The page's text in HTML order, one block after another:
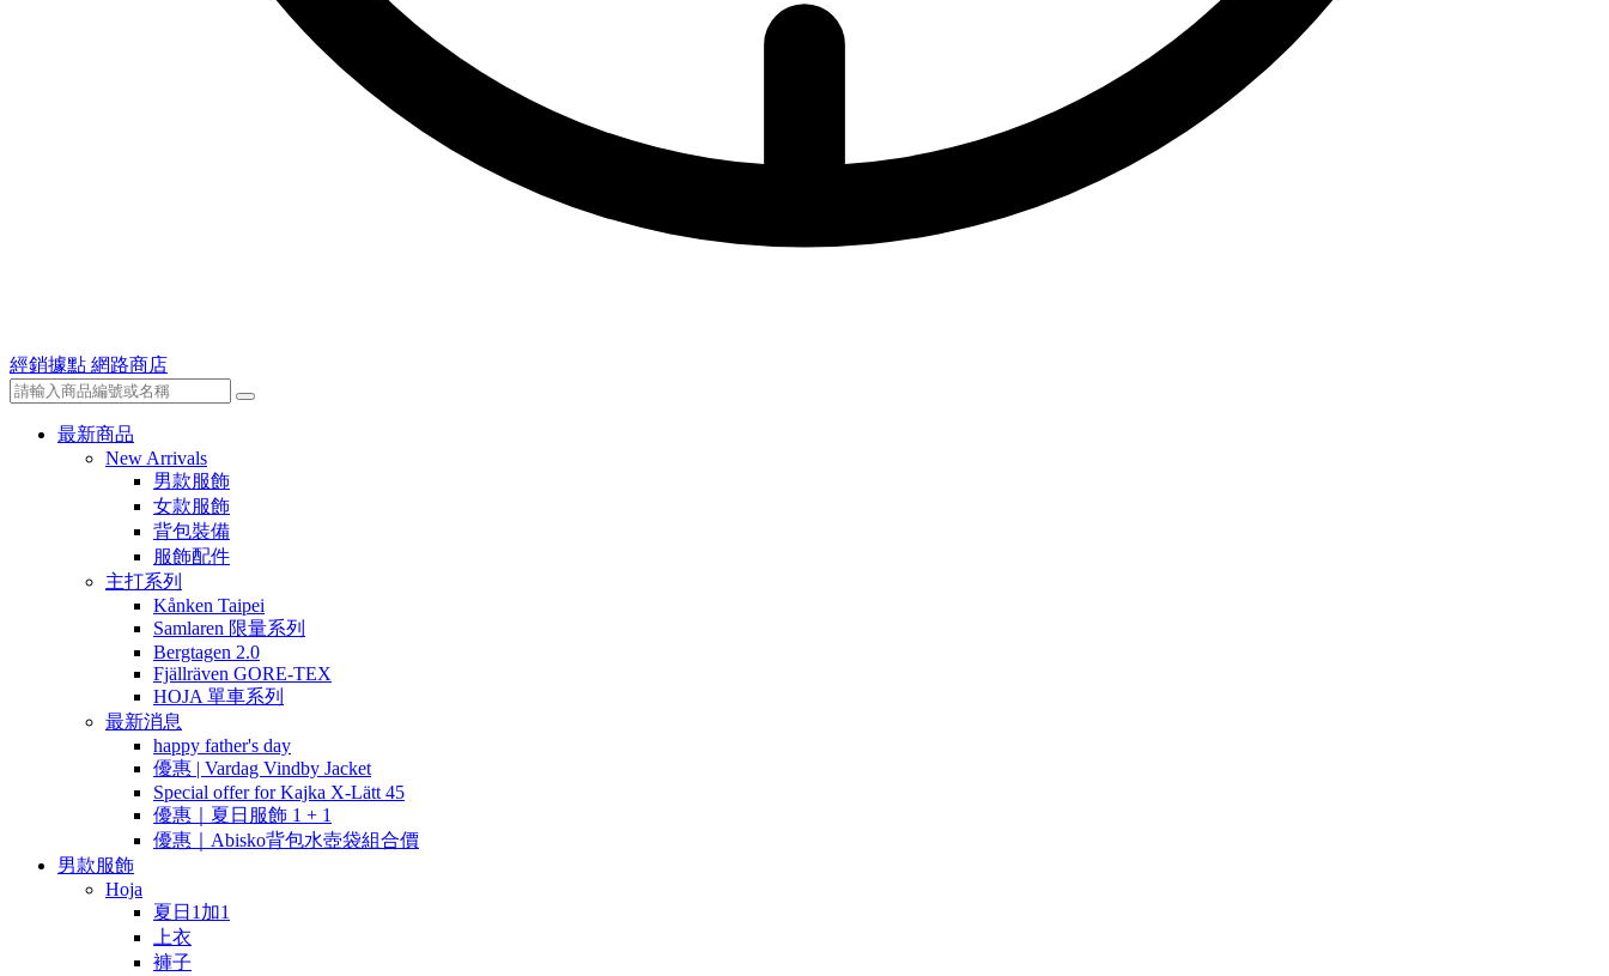
經銷據點 網路商店
最新商品
New Arrivals
男款服飾
女款服飾
背包裝備
服飾配件
主打系列
Kånken Taipei
Samlaren 限量系列
Bergtagen 2.0
Fjällräven GORE-TEX
HOJA 單車系列
最新消息
happy father's day
優惠 | Vardag Vindby Jacket
Special offer for Kajka X-Lätt 45
優惠｜夏日服飾 1 + 1
優惠｜Abisko背包水壺袋組合價
男款服飾
Hoja
夏日1加1
上衣
褲子